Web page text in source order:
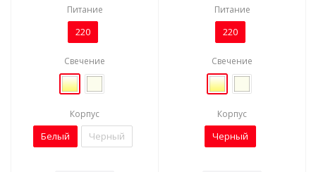
Питание
220
Свечение
Корпус
Белый Черный
Питание
220
Свечение
Корпус
Черный